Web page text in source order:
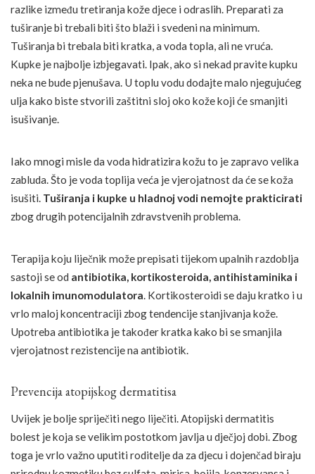
razlike između tretiranja kože djece i odraslih. Preparati za
tuširanje bi trebali biti što blaži i svedeni na minimum.
Tuširanja bi trebala biti kratka, a voda topla, ali ne vruća.
Kupke je najbolje izbjegavati. Ipak, ako si nekad pravite kupku
neka ne bude pjenušava. U toplu vodu dodajte malo njegujućeg
ulja kako biste stvorili zaštitni sloj oko kože koji će smanjiti
isušivanje.
Iako mnogi misle da voda hidratizira kožu to je zapravo velika
zabluda. Što je voda toplija veća je vjerojatnost da će se koža
isušiti. Tuširanja i kupke u hladnoj vodi nemojte prakticirati
zbog drugih potencijalnih zdravstvenih problema.
Terapija koju liječnik može prepisati tijekom upalnih razdoblja
sastoji se od antibiotika, kortikosteroida, antihistaminika i
lokalnih imunomodulatora. Kortikosteroidi se daju kratko i u
vrlo maloj koncentraciji zbog tendencije stanjivanja kože.
Upotreba antibiotika je također kratka kako bi se smanjila
vjerojatnost rezistencije na antibiotik.
Prevencija atopijskog dermatitisa
Uvijek je bolje spriječiti nego liječiti. Atopijski dermatitis
bolest je koja se velikim postotkom javlja u dječjoj dobi. Zbog
toga je vrlo važno uputiti roditelje da za djecu i dojenčad biraju